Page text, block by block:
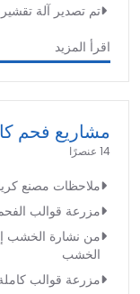
تم تصدير آلة
اقرأ المزيد
مشاريع فحم
14 عنصرًا
ملاحظات مصنع
مزرعة قوالب
من نشارة الخشب
الخشب
مزرعة قوالب كاملة